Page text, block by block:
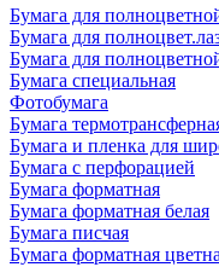
Бумага для
Бумага для
Бумага для
Бумага специальная
Фотобумага
Бумага
Бумага и пленка для
Бумага с перфорацией
Бумага форматная
Бумага форматная белая
Бумага писчая
Бумага форматная